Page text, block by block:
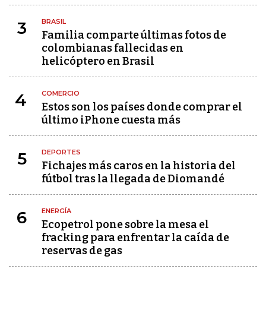
3 BRASIL
Familia comparte últimas fotos de
colombianas fallecidas en
helicóptero en Brasil
4 COMERCIO
Estos son los países donde comprar el
último iPhone cuesta más
5 DEPORTES
Fichajes más caros en la historia del
fútbol tras la llegada de Diomandé
6 ENERGÍA
Ecopetrol pone sobre la mesa el
fracking para enfrentar la caída de
reservas de gas